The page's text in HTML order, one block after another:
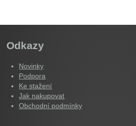
Odkazy
Novinky
Podpora
Ke stažení
Jak nakupovat
Obchodní podmínky